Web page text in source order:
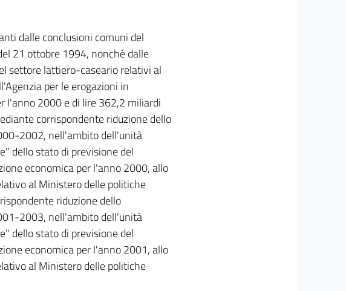
dalle conclusioni comuni del
21 ottobre 1994, nonché dalle
settore lattiero-caseario relativi al
per le erogazioni in
l'anno 2000 e di lire 362,2 miliardi
corrispondente riduzione dello
2002, nell'ambito dell'unità
dello stato di previsione del
economica per l'anno 2000, allo
al Ministero delle politiche
riduzione dello
2003, nell'ambito dell'unità
dello stato di previsione del
economica per l'anno 2001, allo
al Ministero delle politiche